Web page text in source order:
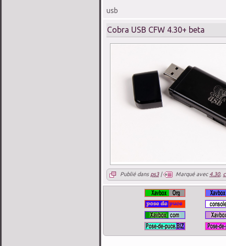
usb
Cobra USB CFW 4.30+ beta
Publié dans ps3| Marqué avec 4.30,